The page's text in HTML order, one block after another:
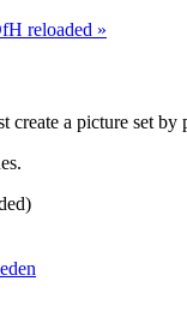
reloaded »
create a picture set